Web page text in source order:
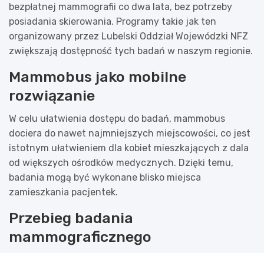
bezpłatnej mammografii co dwa lata, bez potrzeby
posiadania skierowania. Programy takie jak ten
organizowany przez Lubelski Oddział Wojewódzki NFZ
zwiększają dostępność tych badań w naszym regionie.
Mammobus jako mobilne
rozwiązanie
W celu ułatwienia dostępu do badań, mammobus
dociera do nawet najmniejszych miejscowości, co jest
istotnym ułatwieniem dla kobiet mieszkających z dala
od większych ośrodków medycznych. Dzięki temu,
badania mogą być wykonane blisko miejsca
zamieszkania pacjentek.
Przebieg badania
mammograficznego